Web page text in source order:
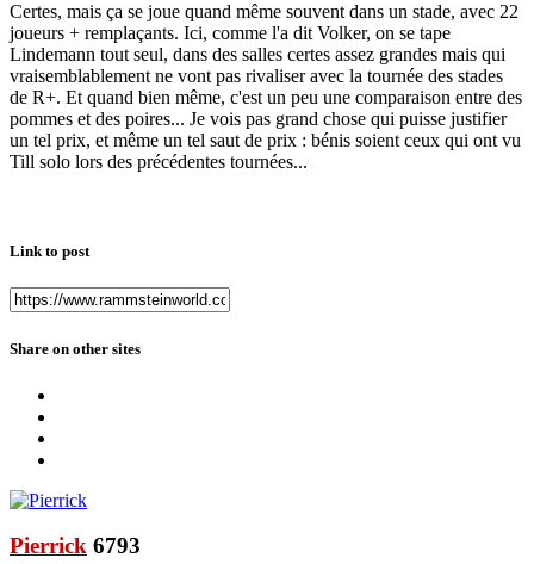
Certes, mais ça se joue quand même souvent dans un stade, avec 22
joueurs + remplaçants. Ici, comme l'a dit Volker, on se tape
Lindemann tout seul, dans des salles certes assez grandes mais qui
vraisemblablement ne vont pas rivaliser avec la tournée des stades
de R+. Et quand bien même, c'est un peu une comparaison entre des
pommes et des poires... Je vois pas grand chose qui puisse justifier
un tel prix, et même un tel saut de prix : bénis soient ceux qui ont vu
Till solo lors des précédentes tournées...
Link to post
Share on other sites
Pierrick 6793